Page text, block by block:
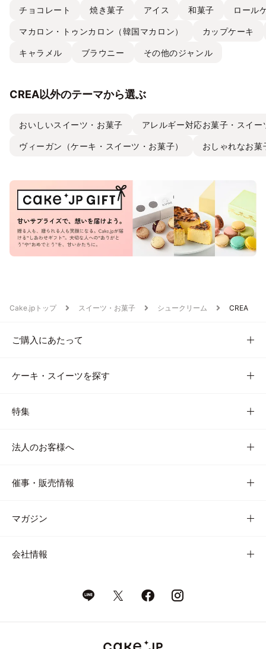
チョコレート 焼き菓子 アイス 和菓子 ロール
マカロン・トゥンカロン（韓国マカロン） カップケーキ
キャラメル ブラウニー その他のジャンル
CREA以外のテーマから選ぶ
おいしいスイーツ・お菓子 アレルギー対応お菓子・スイー
ヴィーガン（ケーキ・スイーツ・お菓子） おしゃれなお菓
Cake.jpトップ スイーツ・お菓子 シュークリーム CREA
ご購入にあたって
ケーキ・スイーツを探す
特集
法人のお客様へ
催事・販売情報
マガジン
会社情報